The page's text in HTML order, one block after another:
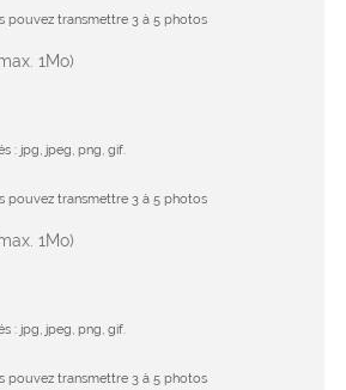
pouvez transmettre 3 à 5 photos
1Mo)
: jpg, jpeg, png, gif.
pouvez transmettre 3 à 5 photos
1Mo)
: jpg, jpeg, png, gif.
pouvez transmettre 3 à 5 photos